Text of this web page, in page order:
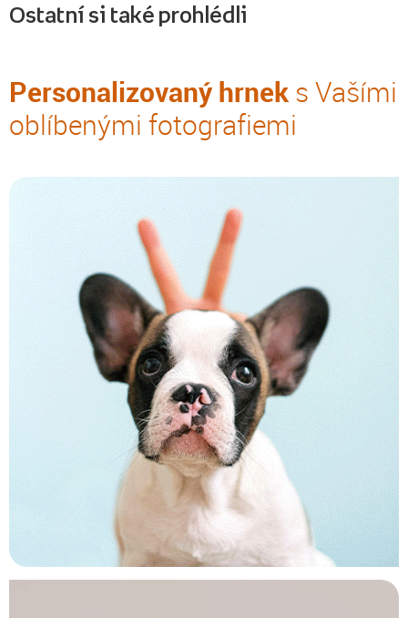
Ostatní si také prohlédli
Personalizovaný hrneks Vašími
oblíbenými fotografiemi